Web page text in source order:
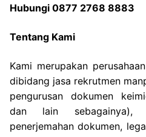
Hubungi 0877 2768 8883
Tentang Kami
Kami merupakan
dibidang jasa rekrutmen
pengurusan dokumen
dan lain sebagainya),
penerjemahan dokumen,